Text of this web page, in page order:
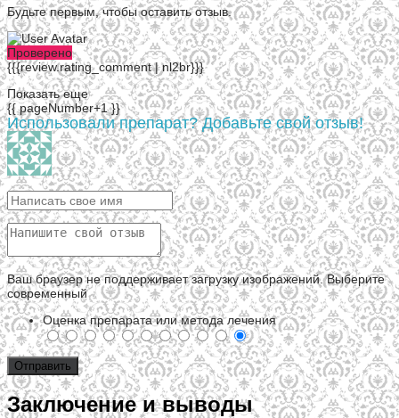
Будьте первым, чтобы оставить отзыв.
Проверено
{{{review.rating_comment | nl2br}}}
Показать еще
{{ pageNumber+1 }}
Использовали препарат? Добавьте свой отзыв!
Ваш браузер не поддерживает загрузку изображений. Выберите
современный
Оценка препарата или метода лечения
Заключение и выводы